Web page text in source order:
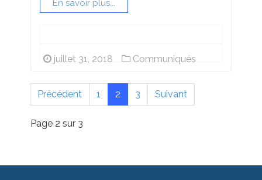
En savoir plus...
juillet 31, 2018 Communiqués
Précédent 1 2 3 Suivant
Page 2 sur 3